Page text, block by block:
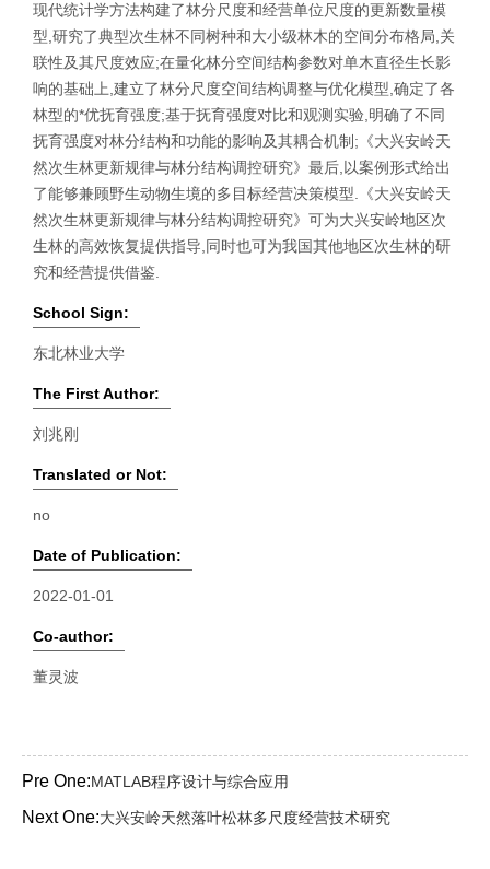
现代统计学方法构建了林分尺度和经营单位尺度的更新数量模
型,研究了典型次生林不同树种和大小级林木的空间分布格局,关
联性及其尺度效应;在量化林分空间结构参数对单木直径生长影
响的基础上,建立了林分尺度空间结构调整与优化模型,确定了各
林型的*优抚育强度;基于抚育强度对比和观测实验,明确了不同
抚育强度对林分结构和功能的影响及其耦合机制;《大兴安岭天
然次生林更新规律与林分结构调控研究》最后,以案例形式给出
了能够兼顾野生动物生境的多目标经营决策模型.《大兴安岭天
然次生林更新规律与林分结构调控研究》可为大兴安岭地区次
生林的高效恢复提供指导,同时也可为我国其他地区次生林的研
究和经营提供借鉴.
School Sign:
东北林业大学
The First Author:
刘兆刚
Translated or Not:
no
Date of Publication:
2022-01-01
Co-author:
董灵波
Pre One:MATLAB程序设计与综合应用
Next One:大兴安岭天然落叶松林多尺度经营技术研究